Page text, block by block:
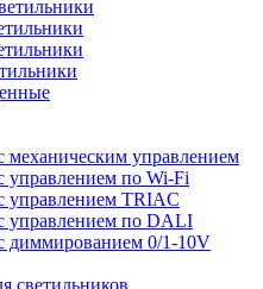
механическим управлением
управлением по Wi-Fi
управлением TRIAC
управлением по DALI
диммированием 0/1-10V
светильников